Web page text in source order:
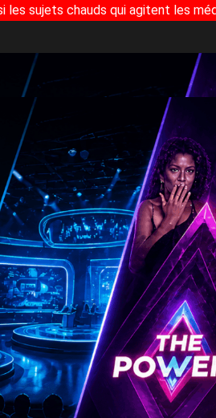
les sujets chauds qui agitent les